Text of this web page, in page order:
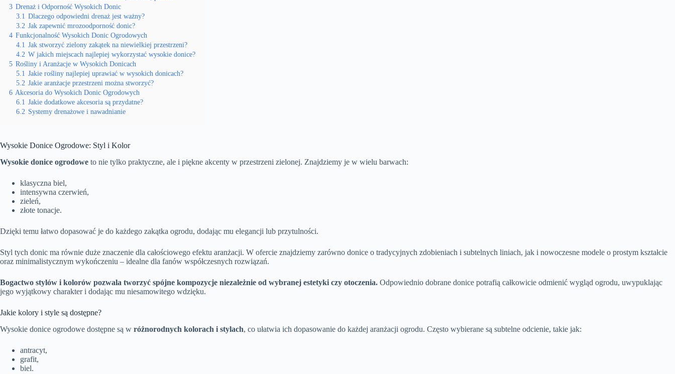
3 Drenaż i Odporność Wysokich Donic
3.1 Dlaczego odpowiedni drenaż jest ważny?
3.2 Jak zapewnić mrozoodporność donic?
4 Funkcjonalność Wysokich Donic Ogrodowych
4.1 Jak stworzyć zielony zakątek na niewielkiej przestrzeni?
4.2 W jakich miejscach najlepiej wykorzystać wysokie donice?
5 Rośliny i Aranżacje w Wysokich Donicach
5.1 Jakie rośliny najlepiej uprawiać w wysokich donicach?
5.2 Jakie aranżacje przestrzeni można stworzyć?
6 Akcesoria do Wysokich Donic Ogrodowych
6.1 Jakie dodatkowe akcesoria są przydatne?
6.2 Systemy drenażowe i nawadnianie
Wysokie Donice Ogrodowe: Styl i Kolor
Wysokie donice ogrodowe to nie tylko praktyczne, ale i piękne akcenty w przestrzeni zielonej. Znajdziemy je w wielu barwach:
klasyczna biel,
intensywna czerwień,
zieleń,
złote tonacje.
Dzięki temu łatwo dopasować je do każdego zakątka ogrodu, dodając mu elegancji lub przytulności.
Styl tych donic ma równie duże znaczenie dla całościowego efektu aranżacji. W ofercie znajdziemy zarówno donice o tradycyjnych zdobieniach i subtelnych liniach, jak i nowoczesne modele o prostym kształcie
oraz minimalistycznym wykończeniu – idealne dla fanów współczesnych rozwiązań.
Bogactwo stylów i kolorów pozwala tworzyć spójne kompozycje niezależnie od wybranej estetyki czy otoczenia. Odpowiednio dobrane donice potrafią całkowicie odmienić wygląd ogrodu, uwypuklając
jego wyjątkowy charakter i dodając mu niesamowitego wdzięku.
Jakie kolory i style są dostępne?
Wysokie donice ogrodowe dostępne są w różnorodnych kolorach i stylach, co ułatwia ich dopasowanie do każdej aranżacji ogrodu. Często wybierane są subtelne odcienie, takie jak:
antracyt,
grafit,
biel.